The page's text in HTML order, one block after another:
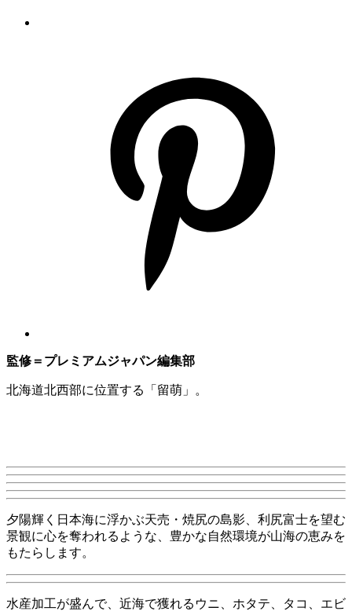
監修＝プレミアムジャパン編集部
北海道北西部に位置する「留萌」。
夕陽輝く日本海に浮かぶ天売・焼尻の島影、利尻富士を望む
景観に心を奪われるような、豊かな自然環境が山海の恵みを
もたらします。
水産加工が盛んで、近海で獲れるウニ、ホタテ、タコ、エビ